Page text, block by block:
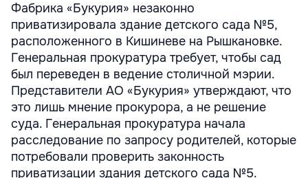
Фабрика «Букурия» незаконно
приватизировала здание детского сада №5,
расположенного в Кишиневе на Рышкановке.
Генеральная прокуратура требует, чтобы сад
был переведен в ведение столичной мэрии.
Представители АО «Букурия» утверждают, что
это лишь мнение прокурора, а не решение
суда. Генеральная прокуратура начала
расследование по запросу родителей, которые
потребовали проверить законность
приватизации здания детского сада №5.